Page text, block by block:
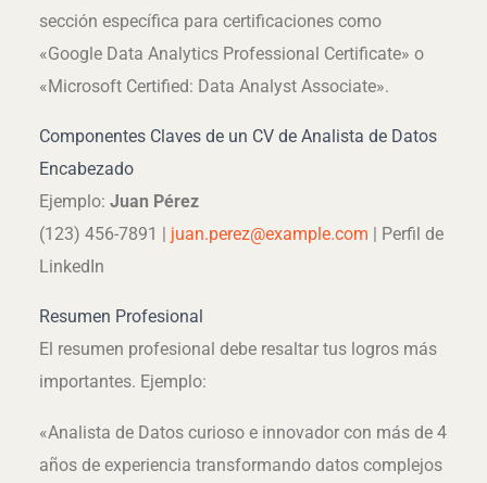
sección específica para certificaciones como
«Google Data Analytics Professional Certificate» o
«Microsoft Certified: Data Analyst Associate».
Componentes Claves de un CV de Analista de Datos
Encabezado
Ejemplo: Juan Pérez
(123) 456-7891 | juan.perez@example.com | Perfil de
LinkedIn
Resumen Profesional
El resumen profesional debe resaltar tus logros más
importantes. Ejemplo:
«Analista de Datos curioso e innovador con más de 4
años de experiencia transformando datos complejos